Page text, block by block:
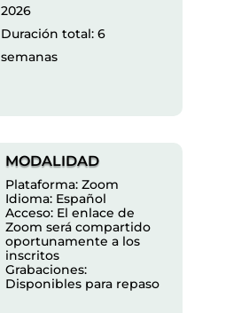
2026
Duración total: 6
semanas
MODALIDAD
Plataforma: Zoom
Idioma: Español
Acceso: El enlace de
Zoom será compartido
oportunamente a los
inscritos
Grabaciones:
Disponibles para repaso